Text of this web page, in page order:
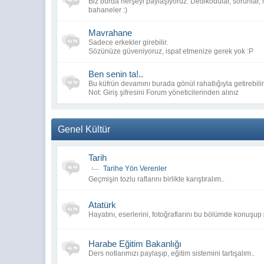
hüfyaa
@ hüfyaa : deneme...666 kişi...
@
hüfyaa : birkaç ayda minimum 1000
bahaneler :)
Mavrahane
Sadece erkekler girebilir.
Sözünüze güveniyoruz, ispat etmenize gerek yok :P
Ben senin ta!..
Bu küfrün devamını burada gönül rahatlığıyla
Not: Giriş şifresini Forum yöneticilerinden alınız
Genel Kültür
Tarih
Tarihe Yön Verenler
Geçmişin tozlu raflarını birlikte karıştıralım..
Atatürk
Hayatını, eserlerini, fotoğraflarını bu bölümde konuşup
Harabe Eğitim Bakanlığı
Ders notlarımızı paylaşıp, eğitim sistemini tartışalım..